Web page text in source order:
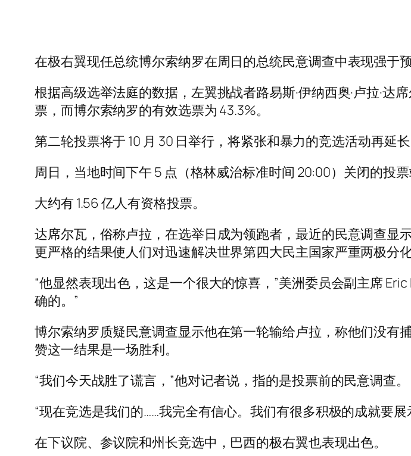
在极右翼现任总统博尔索纳罗在周日的总统民意调查中表现强于
根据高级选举法庭的数据，左翼挑战者路易斯·伊纳西奥·卢拉·
票，而博尔索纳罗的有效选票为 43.3%。
第二轮投票将于 10 月 30 日举行，将紧张和暴力的竞选活动再延长
周日，当地时间下午 5 点（格林威治标准时间 20:00）关闭的投票
大约有 1.56 亿人有资格投票。
达席尔瓦，俗称卢拉，在选举日成为领跑者，最近的民意调查
更严格的结果使人们对迅速解决世界第四大民主国家严重两极分
“他显然表现出色，这是一个很大的惊喜，”美洲委员会副主席
确的。”
博尔索纳罗质疑民意调查显示他在第一轮输给卢拉，称他们没有
赞这一结果是一场胜利。
“我们今天战胜了谎言，”他对记者说，指的是投票前的民意调查。
“现在竞选是我们的……我完全有信心。我们有很多积极的成就要展
在下议院、参议院和州长竞选中，巴西的极右翼也表现出色。